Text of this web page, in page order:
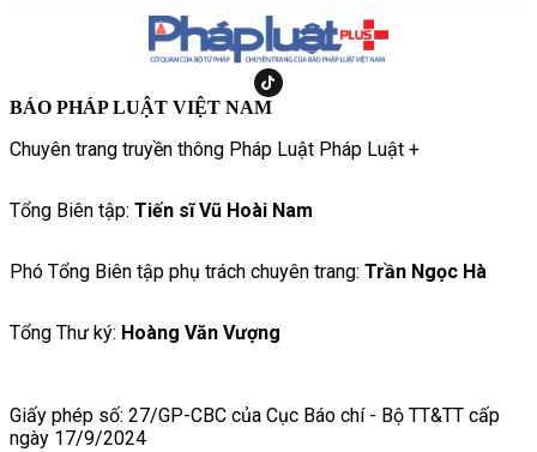
BÁO PHÁP LUẬT VIỆT NAM
Chuyên trang truyền thông Pháp Luật Pháp Luật +
Tổng Biên tập: Tiến sĩ Vũ Hoài Nam
Phó Tổng Biên tập phụ trách chuyên trang: Trần Ngọc Hà
Tổng Thư ký: Hoàng Văn Vượng
Giấy phép số: 27/GP-CBC của Cục Báo chí - Bộ TT&TT cấp
ngày 17/9/2024